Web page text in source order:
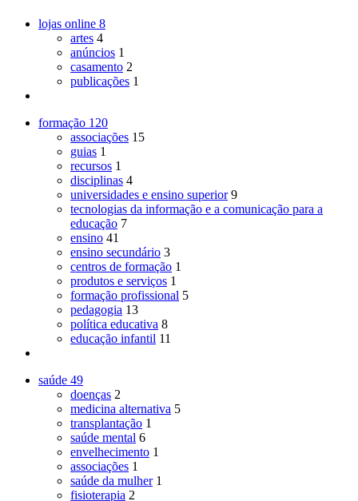
lojas online 8
artes 4
anúncios 1
casamento 2
publicações 1
formação 120
associações 15
guias 1
recursos 1
disciplinas 4
universidades e ensino superior 9
tecnologias da informação e a comunicação para a
educação 7
ensino 41
ensino secundário 3
centros de formação 1
produtos e serviços 1
formação profissional 5
pedagogia 13
política educativa 8
educação infantil 11
saúde 49
doenças 2
medicina alternativa 5
transplantação 1
saúde mental 6
envelhecimento 1
associações 1
saúde da mulher 1
fisioterapia 2